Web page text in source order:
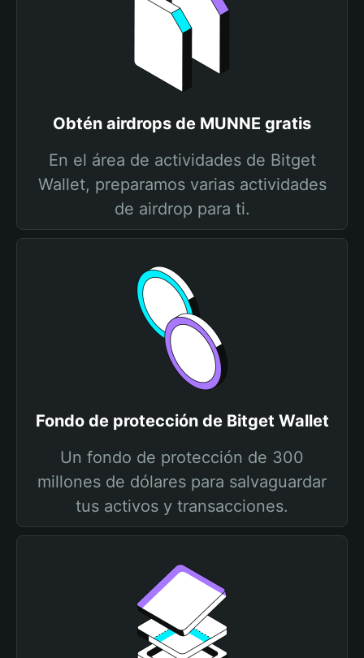
Obtén airdrops de MUNNE gratis
En el área de actividades de Bitget
Wallet, preparamos varias actividades
de airdrop para ti.
Fondo de protección de Bitget Wallet
Un fondo de protección de 300
millones de dólares para salvaguardar
tus activos y transacciones.